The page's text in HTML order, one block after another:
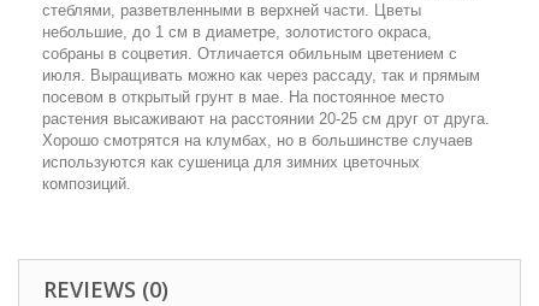
стеблями, разветвленными в верхней части. Цветы
небольшие, до 1 см в диаметре, золотистого окраса,
собраны в соцветия. Отличается обильным цветением с
июля. Выращивать можно как через рассаду, так и прямым
посевом в открытый грунт в мае. На постоянное место
растения высаживают на расстоянии 20-25 см друг от друга.
Хорошо смотрятся на клумбах, но в большинстве случаев
используются как сушеница для зимних цветочных
композиций.
REVIEWS (0)